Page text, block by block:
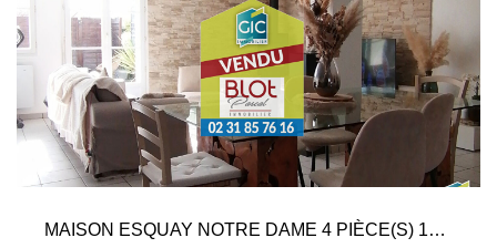
CONTACT
MAISON ESQUAY NOTRE DAME 4 PIÈCE(S) 101 M2